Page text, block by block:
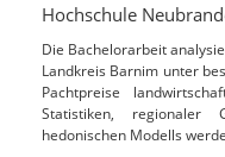
Hochschule
Die Bachelorarbeit
Landkreis Barnim unter
Pachtpreise
Statistiken, regionaler
hedonischen Modells